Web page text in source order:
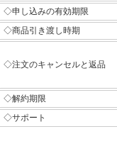
◇申し込みの有効期限
◇商品引き渡し時期
◇注文のキャンセルと返品
◇解約期限
◇サポート